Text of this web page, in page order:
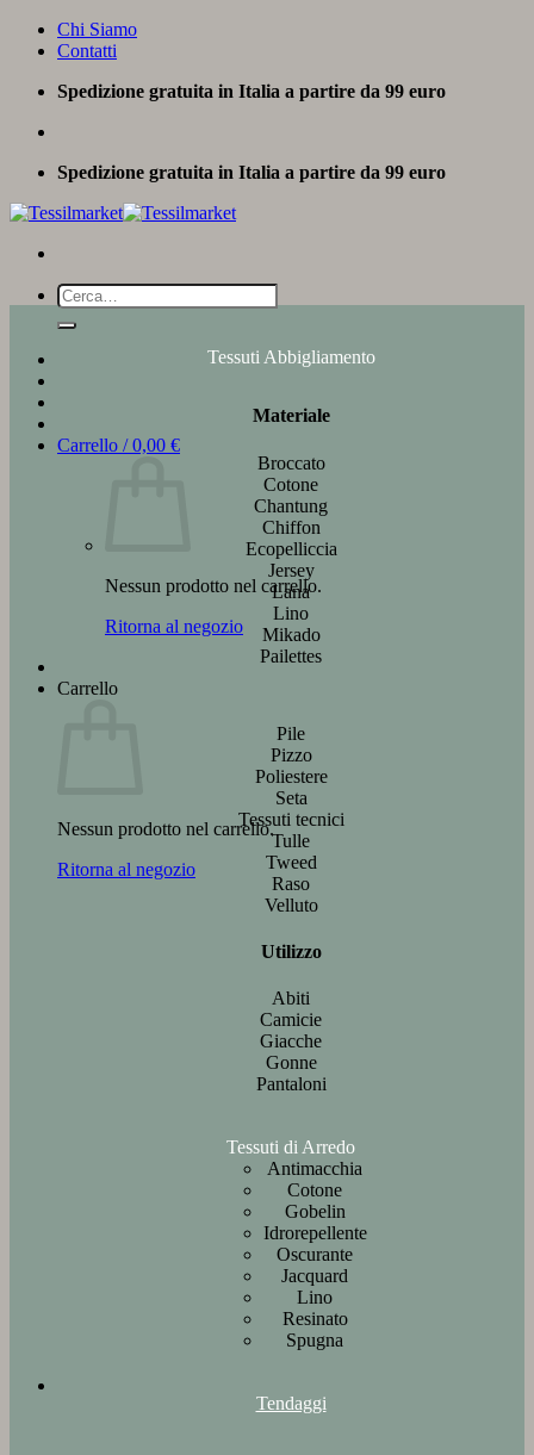
Salta
Chi Siamo
Contatti
Spedizione gratuita in Italia a partire da 99 euro
Spedizione gratuita in Italia a partire da 99 euro
Cerca:
Carrello /0,00 €
Nessun prodotto nel carrello.
Ritorna al negozio
Carrello
Nessun prodotto nel carrello.
Ritorna al negozio
Tessuti Abbigliamento
Materiale
Broccato
Cotone
Chantung
Chiffon
Ecopelliccia
Jersey
Lana
Lino
Mikado
Pailettes
Pile
Pizzo
Poliestere
Seta
Tessuti tecnici
Tulle
Tweed
Raso
Velluto
Utilizzo
Abiti
Camicie
Giacche
Gonne
Pantaloni
Tessuti di Arredo
Antimacchia
Cotone
Gobelin
Idrorepellente
Oscurante
Jacquard
Lino
Resinato
Spugna
Tendaggi